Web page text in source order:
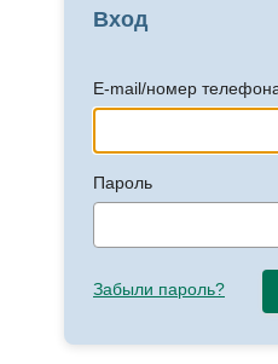
Вход
E-mail/номер
Пароль
Забыли пароль?